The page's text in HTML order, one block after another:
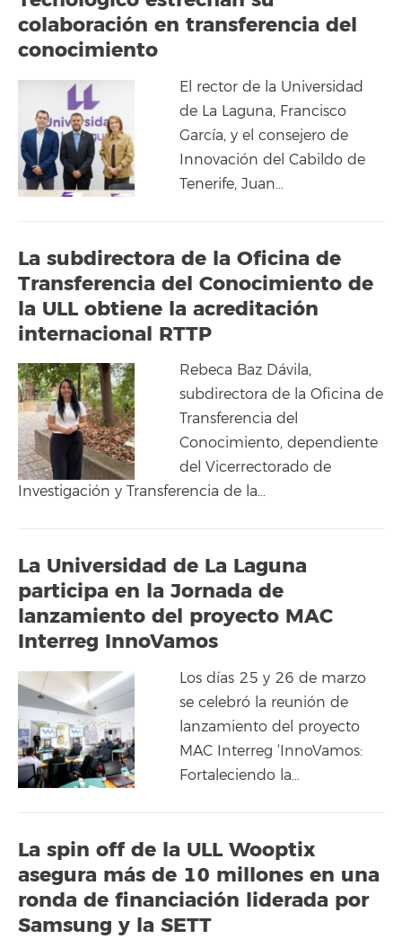
colaboración en transferencia del
conocimiento
El rector de la Universidad
de La Laguna, Francisco
García, y el consejero de
Innovación del Cabildo de
Tenerife, Juan…
La subdirectora de la Oficina de
Transferencia del Conocimiento de
la ULL obtiene la acreditación
internacional RTTP
Rebeca Baz Dávila,
subdirectora de la Oficina de
Transferencia del
Conocimiento, dependiente
del Vicerrectorado de
Investigación y Transferencia de la…
La Universidad de La Laguna
participa en la Jornada de
lanzamiento del proyecto MAC
Interreg InnoVamos
Los días 25 y 26 de marzo
se celebró la reunión de
lanzamiento del proyecto
MAC Interreg ‘InnoVamos:
Fortaleciendo la…
La spin off de la ULL Wooptix
asegura más de 10 millones en una
ronda de financiación liderada por
Samsung y la SETT